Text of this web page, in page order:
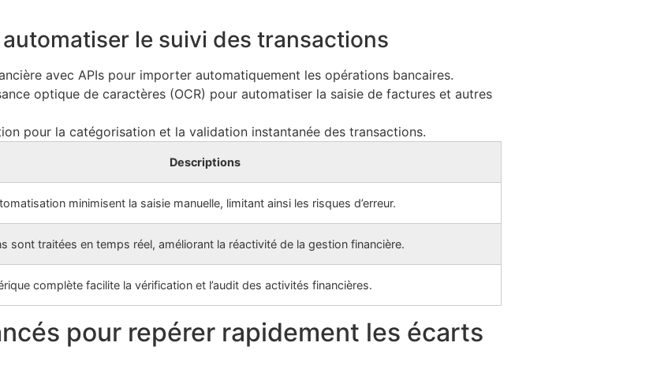
le suivi des transactions
avec APIs pour importer automatiquement les opérations bancaires.
optique de caractères (OCR) pour automatiser la saisie de factures et autres
pour la catégorisation et la validation instantanée des transactions.
Descriptions
minimisent la saisie manuelle, limitant ainsi les risques d’erreur.
sont traitées en temps réel, améliorant la réactivité de la gestion financière.
complète facilite la vérification et l’audit des activités financières.
pour repérer rapidement les écarts